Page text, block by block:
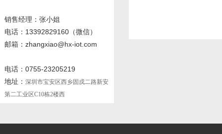
销售经理：张小姐
电话 ：13392829160 （微信）
邮箱：zhangxiao@hx-iot.com
电话：0755-23205219
地址： 深圳市宝安区西乡固戍二路新安
第二工业区C10栋2楼西